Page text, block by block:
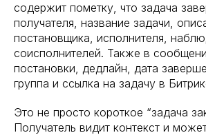
содержит пометку, что задача
получателя, название задачи,
постановщика, исполнителя,
соисполнителей. Также в
постановки, дедлайн, дата
группа и ссылка на задачу в
Это не просто короткое “задача
Получатель видит контекст и